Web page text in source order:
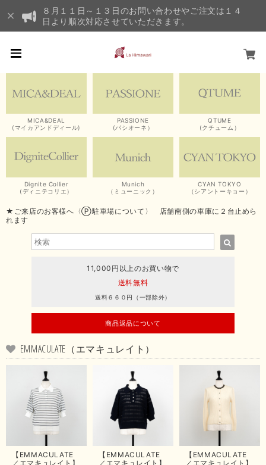
８月１１日～１３日のお問い合わせやご注文は１４
日より順次対応させていただきます。
MICA&DEAL
(マイカアンドディール)
PASSIONE
(パシオーネ）
QTUME
(クチューム）
Dignite Collier
(ディニテコリエ）
Munich
（ミューニック）
CYAN TOKYO
（シアントーキョー）
★ご来店のお客様へ〈Ⓟ駐車場について〉 店舗南側の車庫に２台止めら
れます
11,000円以上のお買い物で
送料無料
送料６６０円（一部除外）
商品返品について
EMMACULATE（エマキュレイト）
【EMMACULATE
／エマキュレイト】
【EMMACULATE
／エマキュレイト】
【EMMACULATE
／エマキュレイト】